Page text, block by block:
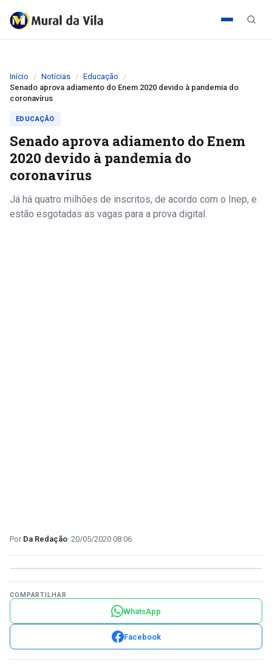
Início Notícias
Educação
Senado aprova adiamento do Enem 2020 devido à pandemia do
coronavírus
EDUCAÇÃO
Senado aprova adiamento do Enem
2020 devido à pandemia do
coronavírus
Já há quatro milhões de inscritos, de acordo com o Inep, e
estão esgotadas as vagas para a prova digital.
Da Redação 20/05/2020 08:06
COMPARTILHAR
WhatsApp
Facebook